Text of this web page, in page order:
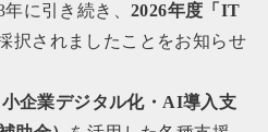
に引き続き、 2026年度「IT
択されましたことをお知らせ
企業デジタル化・AI導入支